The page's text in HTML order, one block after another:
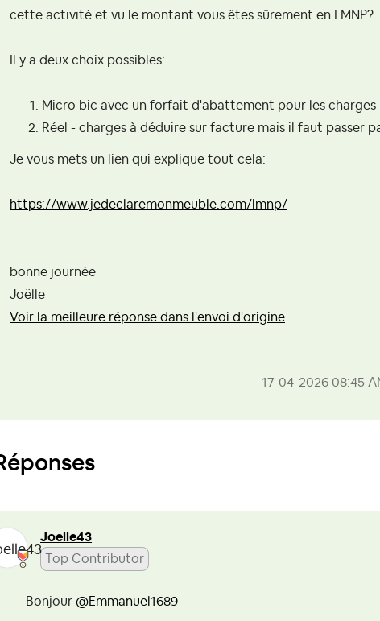
cette activité et vu le montant vous êtes sûrement en LMNP?
Il y a deux choix possibles:
Micro bic avec un forfait d'abattement pour les charges
Réel - charges à déduire sur facture mais il faut passer
Je vous mets un lien qui explique tout cela:
https://www.jedeclaremonmeuble.com/lmnp/
bonne journée
Joëlle
Voir la meilleure réponse dans l'envoi d'origine
‎17-04-2026 08:45
Joelle43
Top Contributor
Bonjour @Emmanuel1689